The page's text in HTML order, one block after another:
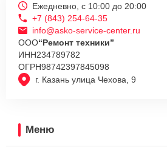
г. Казань улица Чехова, 9
Ежедневно, с 10:00 до 20:00
+7 (843) 254-64-35
info@asko-service-center.ru
ООО“Ремонт техники”
ИНН234789782
ОГРН98742397845098
Меню